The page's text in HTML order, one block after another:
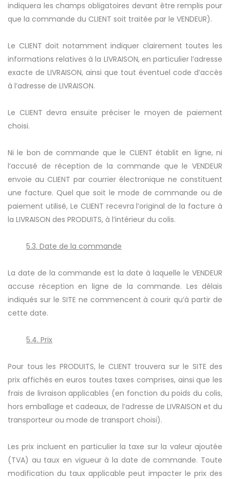
indiquera les champs obligatoires devant être remplis pour
que la commande du CLIENT soit traitée par le VENDEUR).
Le CLIENT doit notamment indiquer clairement toutes les
informations relatives à la LIVRAISON, en particulier l’adresse
exacte de LIVRAISON, ainsi que tout éventuel code d’accès
à l’adresse de LIVRAISON.
Le CLIENT devra ensuite préciser le moyen de paiement
choisi.
Ni le bon de commande que le CLIENT établit en ligne, ni
l’accusé de réception de la commande que le VENDEUR
envoie au CLIENT par courrier électronique ne constituent
une facture. Quel que soit le mode de commande ou de
paiement utilisé, Le CLIENT recevra l’original de la facture à
la LIVRAISON des PRODUITS, à l’intérieur du colis.
5.3. Date de la commande
La date de la commande est la date à laquelle le VENDEUR
accuse réception en ligne de la commande. Les délais
indiqués sur le SITE ne commencent à courir qu’à partir de
cette date.
5.4. Prix
Pour tous les PRODUITS, le CLIENT trouvera sur le SITE des
prix affichés en euros toutes taxes comprises, ainsi que les
frais de livraison applicables (en fonction du poids du colis,
hors emballage et cadeaux, de l’adresse de LIVRAISON et du
transporteur ou mode de transport choisi).
Les prix incluent en particulier la taxe sur la valeur ajoutée
(TVA) au taux en vigueur à la date de commande. Toute
modification du taux applicable peut impacter le prix des